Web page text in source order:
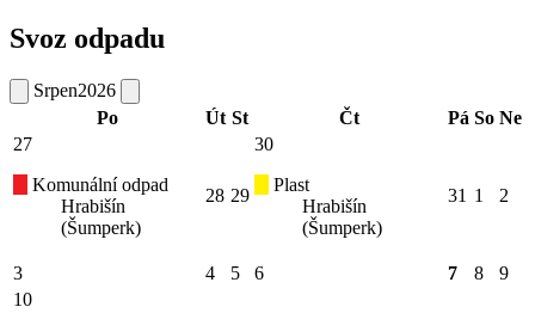
Svoz odpadu
Srpen2026
Po
Út St Čt Pá So Ne
27
Komunální odpad
Hrabišín
(Šumperk)
28 29
30
Plast
Hrabišín
(Šumperk)
31 1 2
3 4 5 6 7 8
9
10